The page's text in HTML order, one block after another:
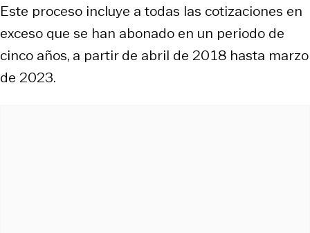
Este proceso incluye a todas las cotizaciones en
exceso que se han abonado en un periodo de
cinco años, a partir de abril de 2018 hasta marzo
de 2023.